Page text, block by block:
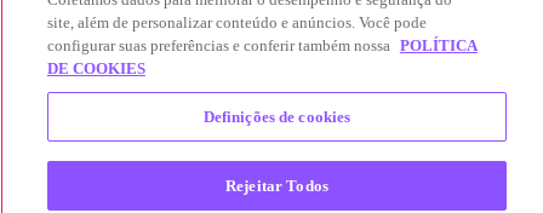
experiência seja bem-sucedida, mas a finalização da compra
acontece nos sites das nossas lojas parceiras.
© 2025 Afya Participações S.A. - todos os direitos reservados.
Alameda Lorena, 269 - Jardim Paulista - São Paulo / SP - CEP.:
01424-001 - CNPJ 23.399.329/0002-53.
site, além de personalizar conteúdo e anúncios. Você pode
configurar suas preferências e conferir também nossa POLÍTICA
DE COOKIES
Definições de cookies
Rejeitar Todos